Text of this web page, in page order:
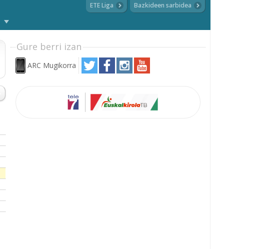
ETE Liga Bazkideen sarbidea
Gure berri izan
ARC Mugikorra